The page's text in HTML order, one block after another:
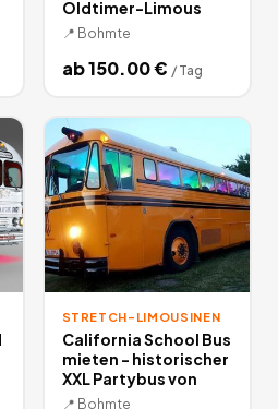
Oldtimer-Limous
📍 Bohmte
ab150.00€ / Tag
STRETCH-LIMOUSINEN
California School Bus
mieten - historischer
XXL Partybus von
📍 Bohmte